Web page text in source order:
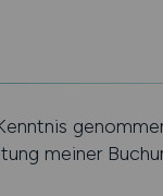
meiner